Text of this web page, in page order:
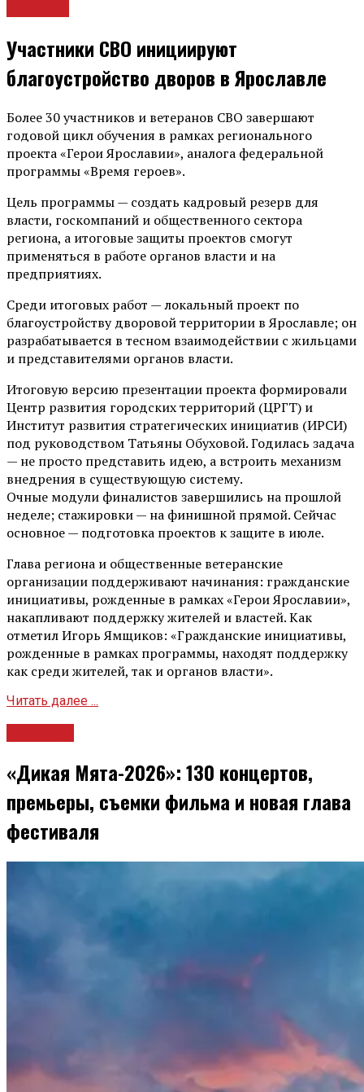
Участники СВО инициируют
благоустройство дворов в Ярославле
Более 30 участников и ветеранов СВО завершают
годовой цикл обучения в рамках регионального
проекта «Герои Ярославии», аналога федеральной
программы «Время героев».
Цель программы — создать кадровый резерв для
власти, госкомпаний и общественного сектора
региона, а итоговые защиты проектов смогут
применяться в работе органов власти и на
предприятиях.
Среди итоговых работ — локальный проект по
благоустройству дворовой территории в Ярославле; он
разрабатывается в тесном взаимодействии с жильцами
и представителями органов власти.
Итоговую версию презентации проекта формировали
Центр развития городских территорий (ЦРГТ) и
Институт развития стратегических инициатив (ИРСИ)
под руководством Татьяны Обуховой. Годилась задача
— не просто представить идею, а встроить механизм
внедрения в существующую систему.
Очные модули финалистов завершились на прошлой
неделе; стажировки — на финишной прямой. Сейчас
основное — подготовка проектов к защите в июле.
Глава региона и общественные ветеранские
организации поддерживают начинания: гражданские
инициативы, рожденные в рамках «Герои Ярославии»,
накапливают поддержку жителей и властей. Как
отметил Игорь Ямщиков: «Гражданские инициативы,
рожденные в рамках программы, находят поддержку
как среди жителей, так и органов власти».
Читать далее ...
«Дикая Мята-2026»: 130 концертов,
премьеры, съемки фильма и новая глава
фестиваля